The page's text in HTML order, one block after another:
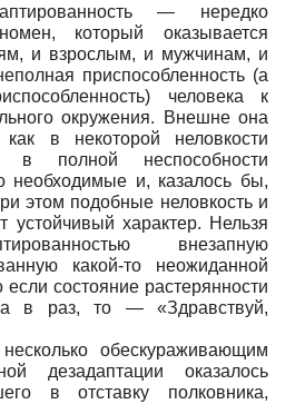
— нередко
который оказывается
и взрослым, и мужчинам, и
приспособленность (а
человека к
окружения. Внешне она
в некоторой неловкости
в полной неспособности
необходимые и, казалось бы,
этом подобные неловкость и
устойчивый характер. Нельзя
внезапную
какой-то неожиданной
состояние растерянности
в раз, то — «Здравствуй,
обескураживающим
дезадаптации оказалось
в отставку полковника,